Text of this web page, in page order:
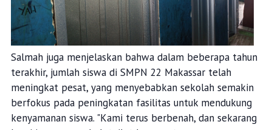
Salmah juga menjelaskan bahwa dalam beberapa tahun
terakhir, jumlah siswa di SMPN 22 Makassar telah
meningkat pesat, yang menyebabkan sekolah semakin
berfokus pada peningkatan fasilitas untuk mendukung
kenyamanan siswa. "Kami terus berbenah, dan sekarang